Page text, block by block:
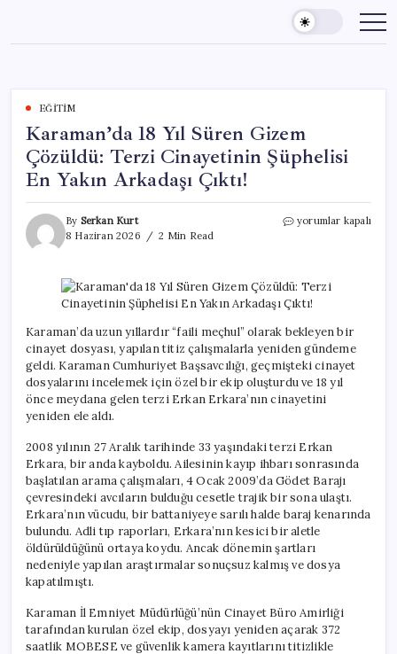
content
EĞITIM
Karaman’da 18 Yıl Süren Gizem
Çözüldü: Terzi Cinayetinin Şüphelisi
En Yakın Arkadaşı Çıktı!
By Serkan Kurt
8 Haziran 2026
2 Min Read
Karaman’da
Gizem
Çözüldü:
Terzi
Cinayetinin
Şüphelisi
En
Yakın
Arkadaşı
Çıktı!
yorumlar kapalı
Karaman’da uzun yıllardır “faili meçhul” olarak bekleyen bir
cinayet dosyası, yapılan titiz çalışmalarla yeniden gündeme
geldi. Karaman Cumhuriyet Başsavcılığı, geçmişteki cinayet
dosyalarını incelemek için özel bir ekip oluşturdu ve 18 yıl
önce meydana gelen terzi Erkan Erkara’nın cinayetini
yeniden ele aldı.
2008 yılının 27 Aralık tarihinde 33 yaşındaki terzi Erkan
Erkara, bir anda kayboldu. Ailesinin kayıp ihbarı sonrasında
başlatılan arama çalışmaları, 4 Ocak 2009’da Gödet Barajı
çevresindeki avcıların bulduğu cesetle trajik bir sona ulaştı.
Erkara’nın vücudu, bir battaniyeye sarılı halde baraj kenarında
bulundu. Adli tıp raporları, Erkara’nın kesici bir aletle
öldürüldüğünü ortaya koydu. Ancak dönemin şartları
nedeniyle yapılan araştırmalar sonuçsuz kalmış ve dosya
kapatılmıştı.
Karaman İl Emniyet Müdürlüğü’nün Cinayet Büro Amirliği
tarafından kurulan özel ekip, dosyayı yeniden açarak 372
saatlik MOBESE ve güvenlik kamera kayıtlarını titizlikle